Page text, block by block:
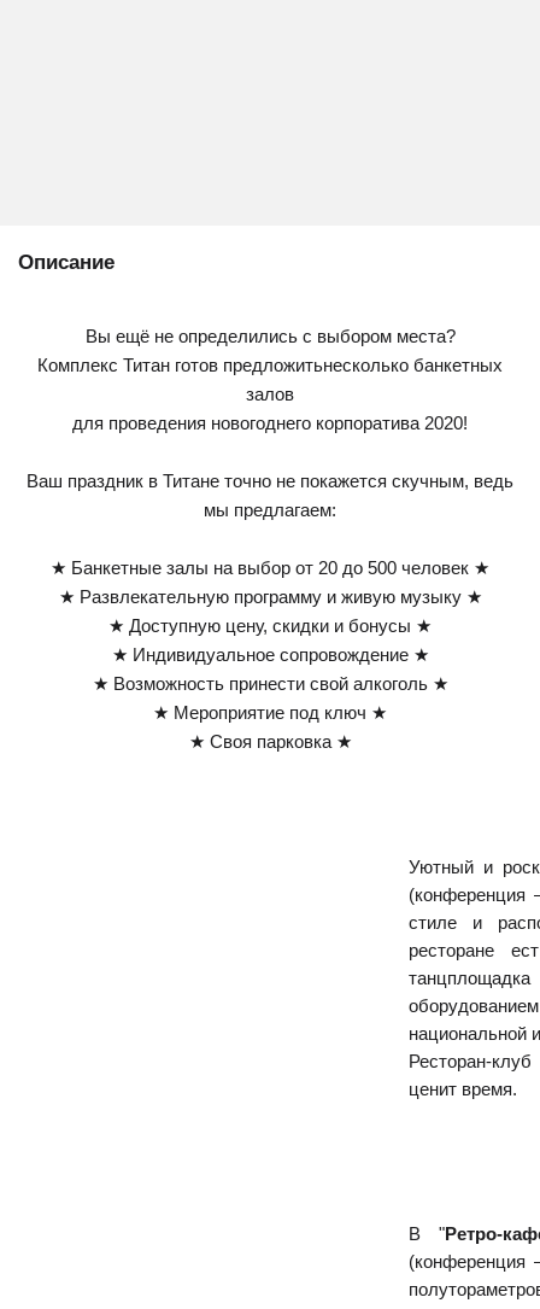
Описание
Вы ещё не определились с выбором места?
Комплекс Титан готов предложитьнесколько банкетных
залов
для проведения новогоднего корпоратива 2020!
Ваш праздник в Титане точно не покажется скучным, ведь
мы предлагаем:
★ Банкетные залы на выбор от 20 до 500 человек ★
★ Развлекательную программу и живую музыку ★
★ Доступную цену, скидки и бонусы ★
★ Индивидуальное сопровождение ★
★ Возможность принести свой алкоголь ★
★ Мероприятие под ключ ★
★ Своя парковка ★
Уютный и
стиле и
ресторане
национальной
Ресторан-клуб
ценит время.
В "Ретро-
(конференция